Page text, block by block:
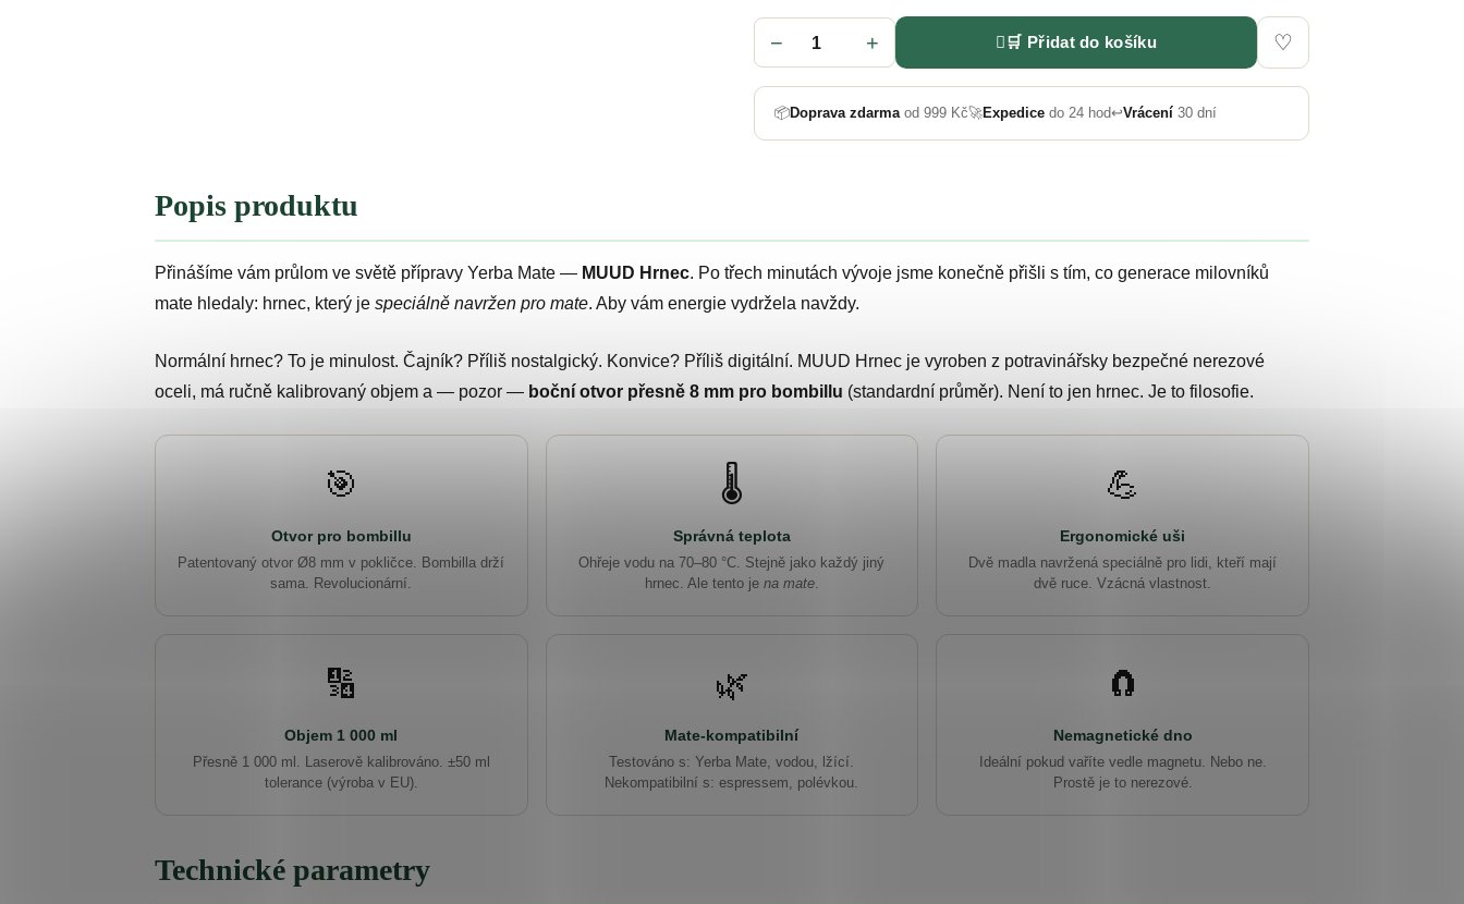
− + 🛒 Přidat do košíku ♡
📦Doprava zdarmaod 999 Kč🚀Expedice do 24 hod↩️Vrácení 30 dní
Popis produktu
Přinášíme vám průlom ve světě přípravy Yerba Mate — MUUD Hrnec. Po třech minutách vývoje jsme konečně přišli s tím, co generace milovníků
mate hledaly: hrnec, který je speciálně navržen pro mate. Aby vám energie vydržela navždy.
Normální hrnec? To je minulost. Čajník? Příliš nostalgický. Konvice? Příliš digitální. MUUD Hrnec je vyroben z potravinářsky bezpečné nerezové
oceli, má ručně kalibrovaný objem a — pozor — boční otvor přesně 8 mm pro bombillu (standardní průměr). Není to jen hrnec. Je to filosofie.
🎯
Otvor pro bombillu
Patentovaný otvor Ø8 mm v pokličce. Bombilla drží
sama. Revolucionární.
🌡️
Správná teplota
Ohřeje vodu na 70–80 °C. Stejně jako každý jiný
hrnec. Ale tento je na mate.
💪
Ergonomické uši
Dvě madla navržená speciálně pro lidi, kteří mají
dvě ruce. Vzácná vlastnost.
🔢
Objem 1 000 ml
Přesně 1 000 ml. Laserově kalibrováno. ±50 ml
tolerance (výroba v EU).
🌿
Mate-kompatibilní
Testováno s: Yerba Mate, vodou, lžící.
Nekompatibilní s: espressem, polévkou.
🧲
Nemagnetické dno
Ideální pokud vaříte vedle magnetu. Nebo ne.
Prostě je to nerezové.
Technické parametry